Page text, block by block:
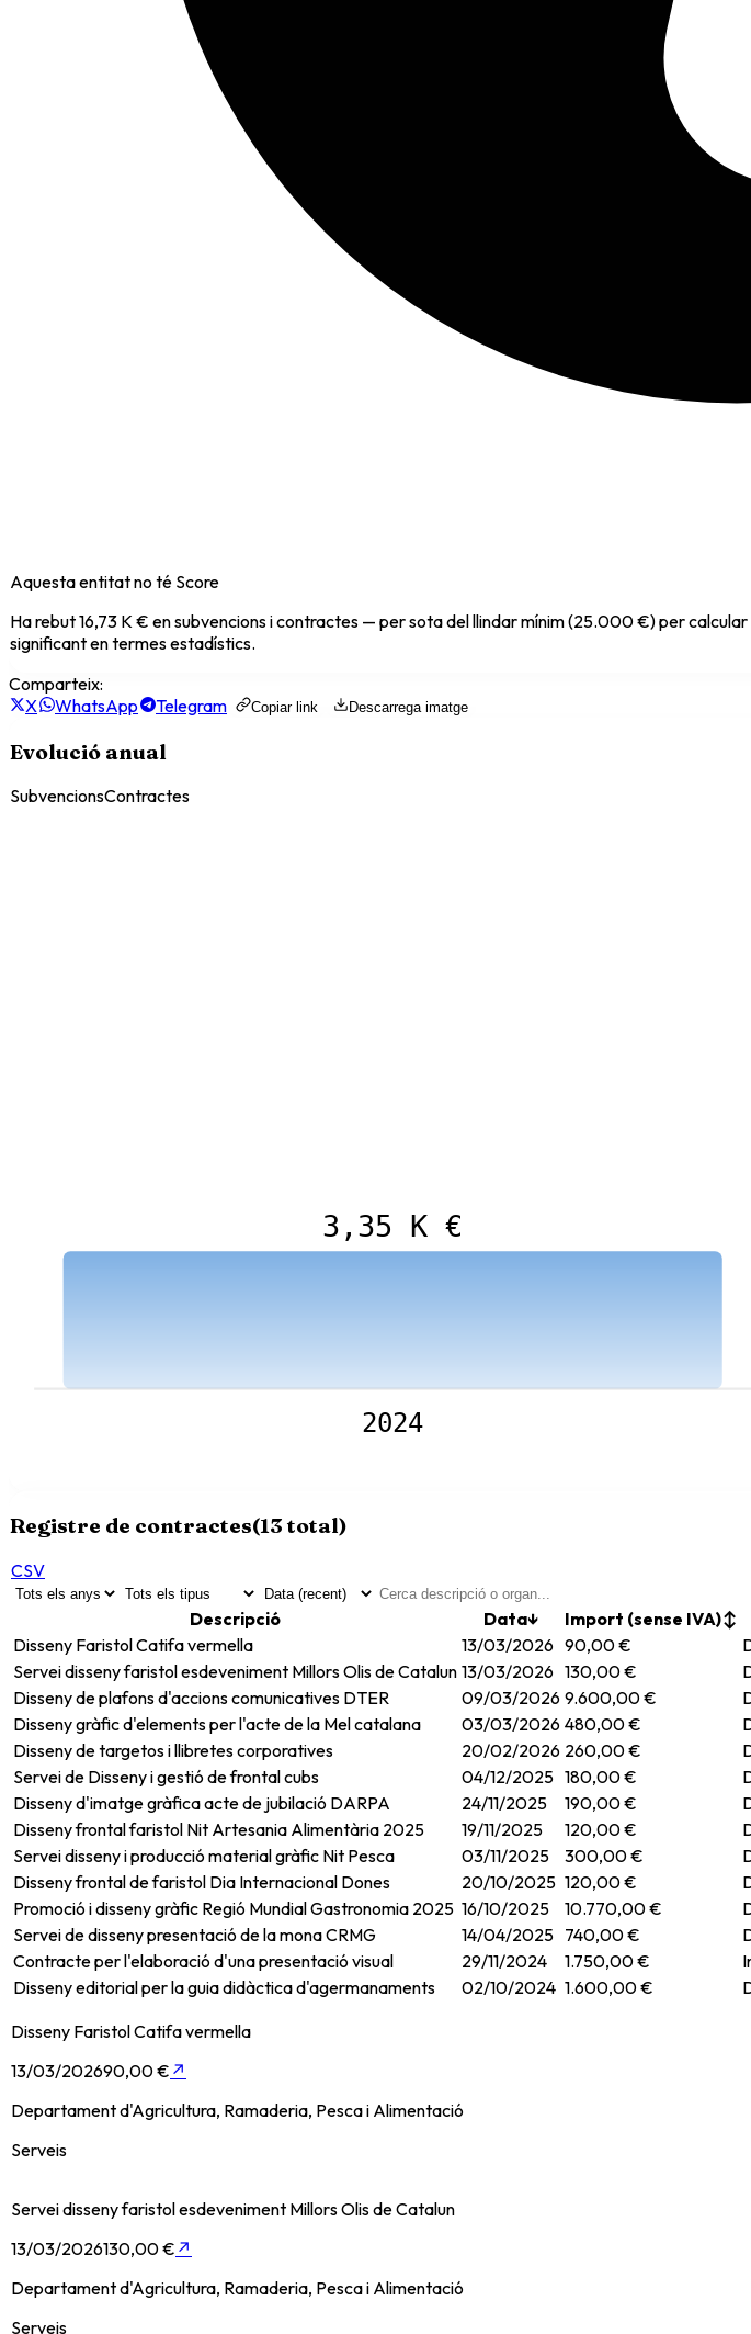
Aquesta entitat no té Score
Ha rebut16,73 K € en subvencions i contractes — per sota del llindar mínim (25.000 €) per
significant en termes estadístics.
Comparteix:
X
WhatsApp Telegram Copiar link Descarrega imatge
Evolució anual
SubvencionsContractes
3,35 K €
2024
Registre de contractes(13 total)
CSV
Descripció Data↓ Import (sense IVA)↕
Disseny Faristol Catifa vermella
13/03/2026 90,00 €
Servei disseny faristol esdeveniment Millors Olis de Catalun 13/03/2026 130,00 €
Disseny de plafons d'accions comunicatives DTER
09/03/2026 9.600,00 €
Disseny gràfic d'elements per l'acte de la Mel catalana
03/03/2026 480,00 €
Disseny de targetos i llibretes corporatives
20/02/2026 260,00 €
Servei de Disseny i gestió de frontal cubs
04/12/2025 180,00 €
Disseny d'imatge gràfica acte de jubilació DARPA
24/11/2025 190,00 €
Disseny frontal faristol Nit Artesania Alimentària 2025
19/11/2025 120,00 €
Servei disseny i producció material gràfic Nit Pesca
03/11/2025 300,00 €
Disseny frontal de faristol Dia Internacional Dones
20/10/2025 120,00 €
Promoció i disseny gràfic Regió Mundial Gastronomia 2025 16/10/2025 10.770,00 €
Servei de disseny presentació de la mona CRMG
14/04/2025 740,00 €
Contracte per l'elaboració d'una presentació visual
29/11/2024 1.750,00 €
Disseny editorial per la guia didàctica d'agermanaments
02/10/2024 1.600,00 €
Disseny Faristol Catifa vermella
13/03/202690,00 € ↗
Departament d'Agricultura, Ramaderia, Pesca i Alimentació
Serveis
Servei disseny faristol esdeveniment Millors Olis de Catalun
13/03/2026130,00 € ↗
Departament d'Agricultura, Ramaderia, Pesca i Alimentació
Serveis